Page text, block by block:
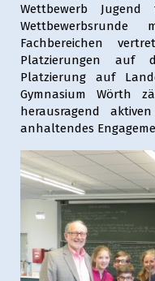
Wettbewerb
Fachbereichen
Platzierungen auf
Platzierung auf
Gymnasium Wörth
herausragend
anhaltendes